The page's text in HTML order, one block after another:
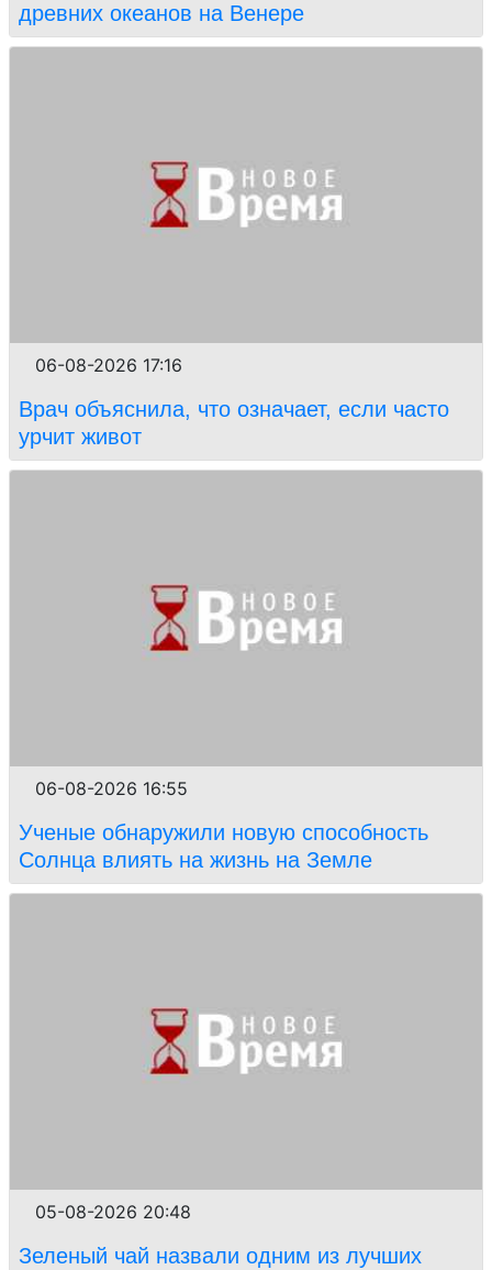
древних океанов на Венере
06-08-2026 17:16
Врач объяснила, что означает, если часто
урчит живот
06-08-2026 16:55
Ученые обнаружили новую способность
Солнца влиять на жизнь на Земле
05-08-2026 20:48
Зеленый чай назвали одним из лучших